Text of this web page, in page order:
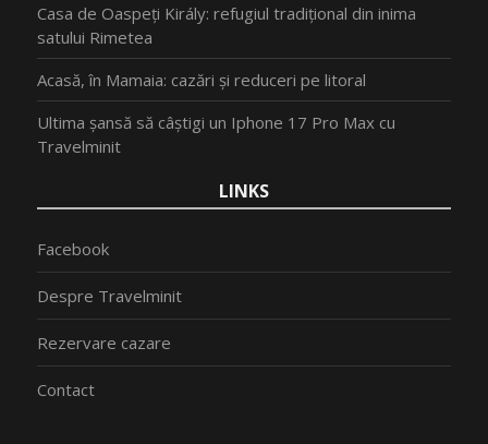
Casa de Oaspeți Király: refugiul tradițional din inima
satului Rimetea
Acasă, în Mamaia: cazări și reduceri pe litoral
Ultima șansă să câștigi un Iphone 17 Pro Max cu
Travelminit
LINKS
Facebook
Despre Travelminit
Rezervare cazare
Contact